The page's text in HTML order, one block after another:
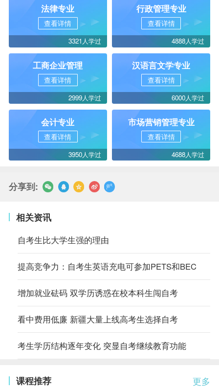
法律专业
查看详情
3321人学过
行政管理专业
查看详情
4888人学过
工商企业管理
查看详情
2999人学过
汉语言文学专业
查看详情
6000人学过
会计专业
查看详情
3950人学过
市场营销管理专业
查看详情
4688人学过
分享到:
相关资讯
自考生比大学生强的理由
提高竞争力：自考生英语充电可参加PETS和BEC
增加就业砝码 双学历诱惑在校本科生闯自考
看中费用低廉 新疆大量上线高考生选择自考
考生学历结构逐年变化 突显自考继续教育功能
更多
课程推荐